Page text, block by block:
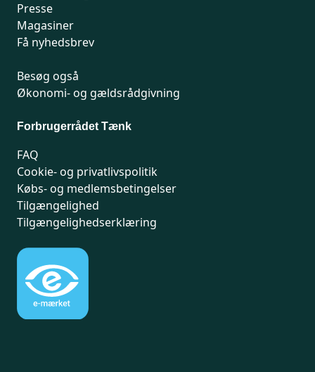
Presse
Magasiner
Få nyhedsbrev
Besøg også
Økonomi- og gældsrådgivning
Forbrugerrådet Tænk
FAQ
Cookie- og privatlivspolitik
Købs- og medlemsbetingelser
Tilgængelighed
Tilgængelighedserklæring